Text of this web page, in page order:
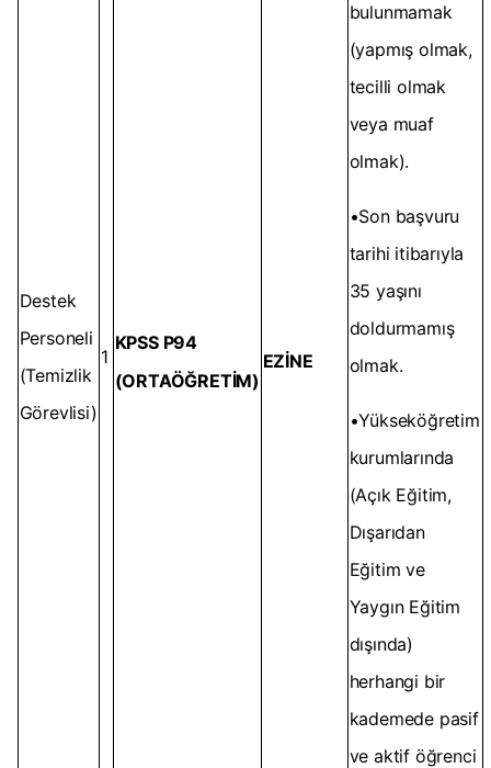
Destek
Personeli
(Temizlik
Görevlisi)
1
KPSS P94
(ORTAÖĞRETİM)
EZİNE
bulunmamak
(yapmış olmak,
tecilli olmak
veya muaf
olmak).
•Son başvuru
tarihi itibarıyla
35 yaşını
doldurmamış
olmak.
•Yükseköğretim
kurumlarında
(Açık Eğitim,
Dışarıdan
Eğitim ve
Yaygın Eğitim
dışında)
herhangi bir
kademede pasif
ve aktif öğrenci